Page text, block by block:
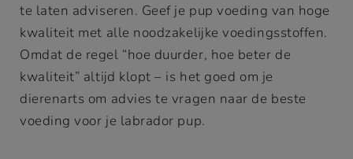
te laten adviseren. Geef je pup voeding van hoge
kwaliteit met alle noodzakelijke voedingsstoffen.
Omdat de regel “hoe duurder, hoe beter de
kwaliteit” altijd klopt – is het goed om je
dierenarts om advies te vragen naar de beste
voeding voor je labrador pup.